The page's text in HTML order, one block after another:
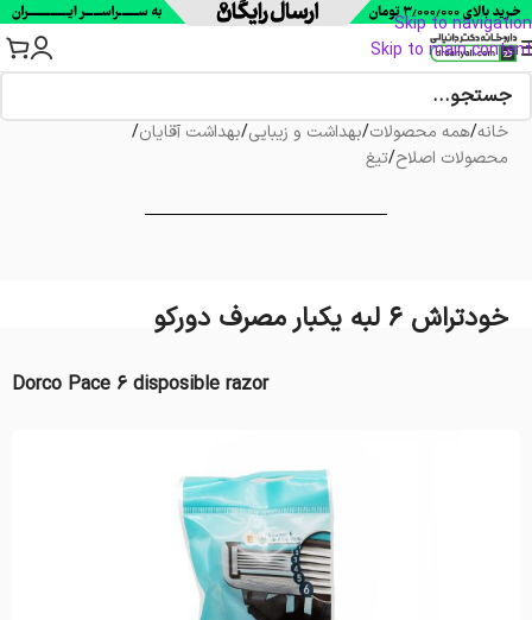
Skip to navigation
Skip to main content
خانه/همه محصولات/بهداشت و زیبایی/بهداشت آقایان/
محصولات اصلاح/تیغ
خودتراش 6 لبه یکبار مصرف دورکو
Dorco Pace 6 disposible razor